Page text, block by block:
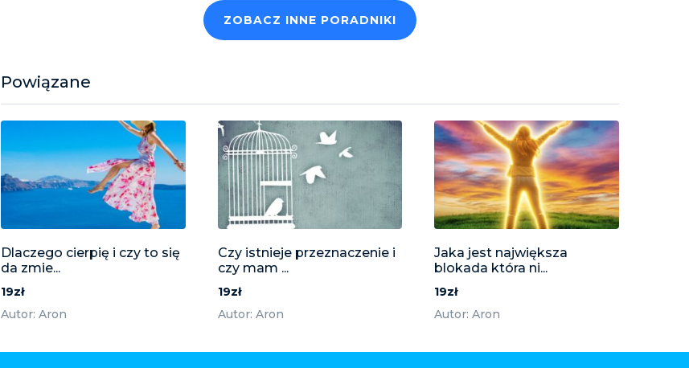
ZOBACZ INNE PORADNIKI
Powiązane
Dlaczego cierpię i czy to się
da zmie...
19zł
Autor: Aron
Czy istnieje przeznaczenie i
czy mam ...
19zł
Autor: Aron
Jaka jest największa
blokada która ni...
19zł
Autor: Aron